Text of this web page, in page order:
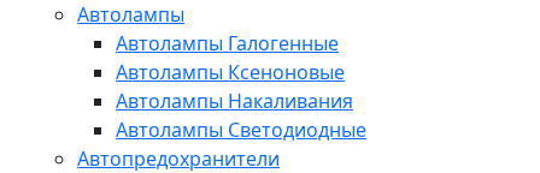
Автолампы
Автолампы Галогенные
Автолампы Ксеноновые
Автолампы Накаливания
Автолампы Светодиодные
Автопредохранители